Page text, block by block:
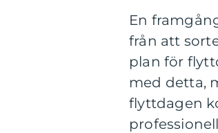
En
från att
plan för
med detta,
flyttdagen